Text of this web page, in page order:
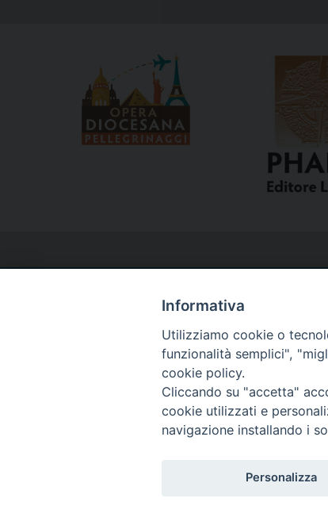
Via del Seminario, 61 - 57122 Livorno LI
Tel. 0586 276211
Informativa
Utilizziamo cookie o
funzionalità semplici",
cookie policy.
Cliccando su "accetta"
cookie utilizzati e
navigazione installando i
Personalizza